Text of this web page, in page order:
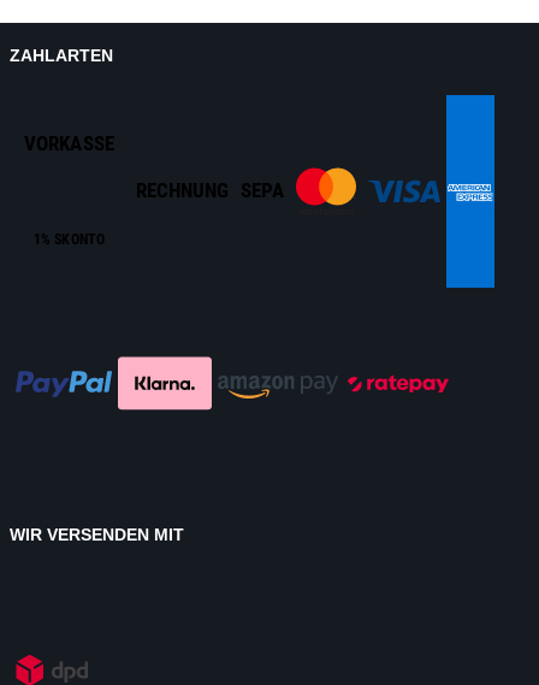
ZAHLARTEN
VORKASSE
1% SKONTO
RECHNUNG SEPA
WIR VERSENDEN MIT